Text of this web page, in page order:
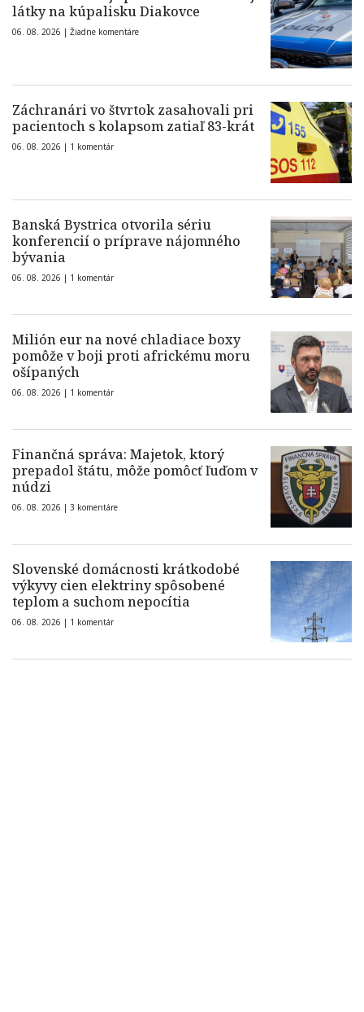
látky na kúpalisku Diakovce
06. 08. 2026 | Žiadne komentáre
Záchranári vo štvrtok zasahovali pri
pacientoch s kolapsom zatiaľ 83-krát
06. 08. 2026 | 1 komentár
Banská Bystrica otvorila sériu
konferencií o príprave nájomného
bývania
06. 08. 2026 | 1 komentár
Milión eur na nové chladiace boxy
pomôže v boji proti africkému moru
ošípaných
06. 08. 2026 | 1 komentár
Finančná správa: Majetok, ktorý
prepadol štátu, môže pomôcť ľuďom v
núdzi
06. 08. 2026 | 3 komentáre
Slovenské domácnosti krátkodobé
výkyvy cien elektriny spôsobené
teplom a suchom nepocítia
06. 08. 2026 | 1 komentár